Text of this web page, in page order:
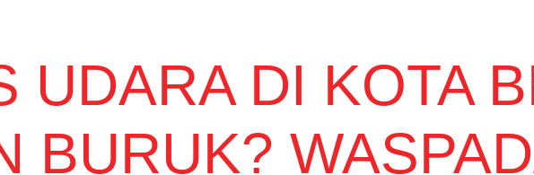
UDARA DI KOTA
BURUK?